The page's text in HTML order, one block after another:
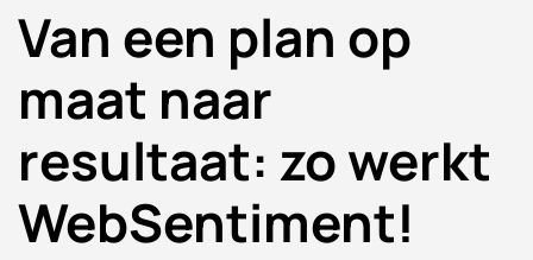
Van een plan op
maat naar
resultaat: zo werkt
WebSentiment!